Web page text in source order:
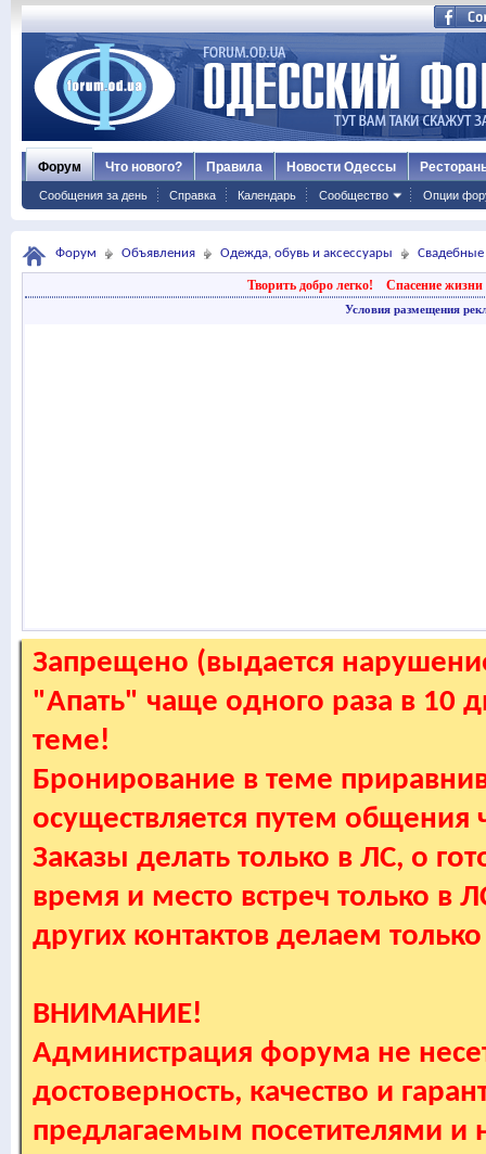
Форум
Сообщения за день Справка Календарь Сообщество Опции
Что нового? Правила Новости Одессы
Форум Объявления Одежда, обувь и аксессуары
Творить добро легко! Спасение жизни
Условия размещения
Запрещено (выдается
"Апать" чаще одного раза в 10
теме!
Бронирование в теме
осуществляется путем
Заказы делать только в ЛС, о
время и место встреч только в
других контактов делаем
ВНИМАНИЕ!
Администрация форума не
достоверность, качество и
предлагаемым посетителями и